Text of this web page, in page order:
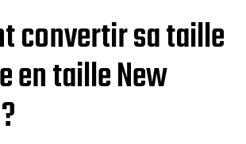
convertir sa taille
en taille New